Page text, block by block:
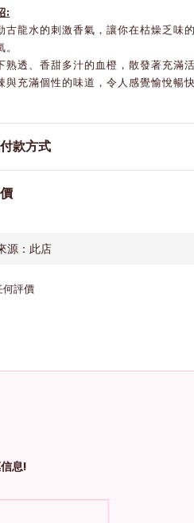
:
古龍水的刺激香氣，讓你在枯燥乏味
熟透、香甜多汁的血橙，散發著充滿
與充滿個性的味道，令人感覺愉悅暢快
款方式
何評價
息!